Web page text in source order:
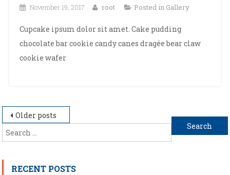
November 19, 2017 root Posted in Gallery
Cupcake ipsum dolor sit amet. Cake pudding
chocolate bar cookie candy canes dragée bear claw
cookie wafer
Posts
navigation
Older posts
Search
for:
RECENT POSTS